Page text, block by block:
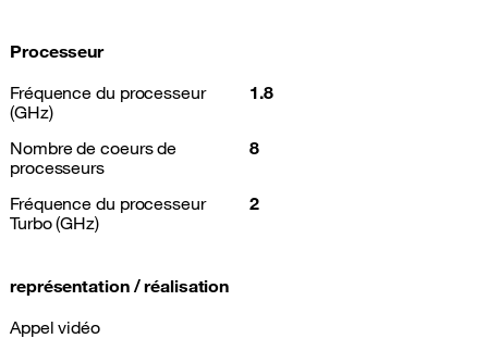
Processeur
Fréquence du processeur
(GHz)
1.8
Nombre de coeurs de
processeurs
8
Fréquence du processeur
Turbo (GHz)
2
représentation / réalisation
Appel vidéo